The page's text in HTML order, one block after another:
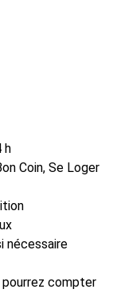
h
Coin, Se Loger
nécessaire
compter